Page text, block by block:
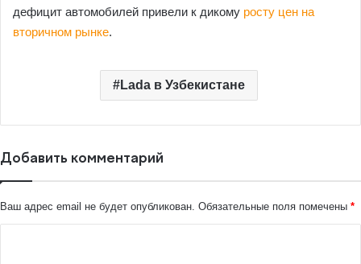
дефицит автомобилей привели к дикому росту цен на
вторичном рынке.
Lada в Узбекистане
Добавить комментарий
Ваш адрес email не будет опубликован. Обязательные поля помечены *